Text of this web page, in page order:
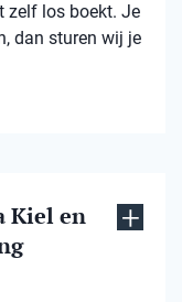
zelf los boekt. Je
dan sturen wij je
Kiel en